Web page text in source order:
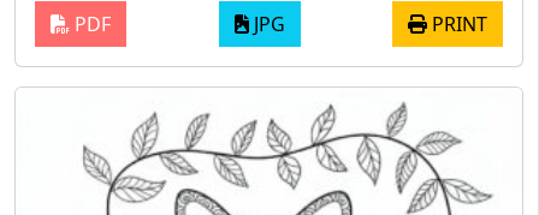
PDF JPG PRINT